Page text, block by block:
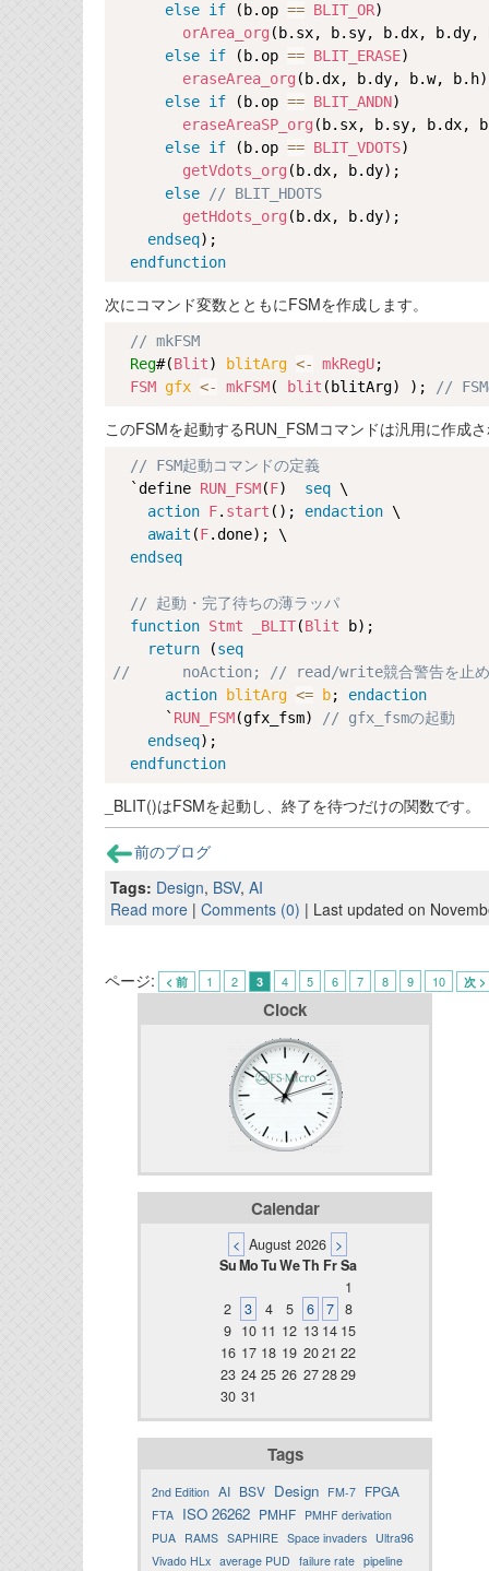
else if (b.op == BLIT_OR)
orArea_org (b.sx, b.sy, b.dx, b.dy,
else if (b.op == BLIT_ERASE)
eraseArea_org (b.dx, b.dy, b.w,
else if (b.op == BLIT_ANDN)
eraseAreaSP_org (b.sx, b.sy, b.dx,
else if (b.op == BLIT_VDOTS)
getVdots_org (b.dx, b.dy);
else
// BLIT_HDOTS
getHdots_org (b.dx, b.dy);
endseq);
endfunction
次にコマンド変数とともにFSMを作成します。
// mkFSM
Reg#(Blit) blitArg <- mkRegU;
FSM gfx <- mkFSM( blit (blitArg) ); // FSM
このFSMを起動するRUN_FSMコマンドは汎用に作成
// FSM起動コマンドの定義
  `define
RUN_FSM(F) seq \
action F. start (); endaction \
await (F.done); \
endseq
// 起動・完了待ちの薄ラッパ
function Stmt _BLIT(Blit b);
return (seq
//      noAction; // read/write競合警告を止め
action
blitArg <= b; endaction
      `
RUN_FSM(gfx_fsm)
// gfx_fsmの起動
endseq);
endfunction
_BLIT()はFSMを起動し、終了を待つだけの関数です。
前のブログ
Tags: Design, BSV, AI
Read more | Comments (0) | Last updated on
ページ: < 前 1 2 3 4 5 6 7 8 9 10 次 >
Clock
Calendar
< August 2026 >
SuMoTuWeTh FrSa
1
2
3 4 5 6 7 8
9 10 11 12 13 14 15
16 17 18 19 2021 22
23 24 25 26 272829
30 31
Tags
2nd Edition AI BSV Design FM-7 FPGA
FTA ISO 26262 PMHF PMHF derivation
PUA RAMS SAPHIRE Space invaders Ultra96
Vivado HLx average PUD failure rate pipeline